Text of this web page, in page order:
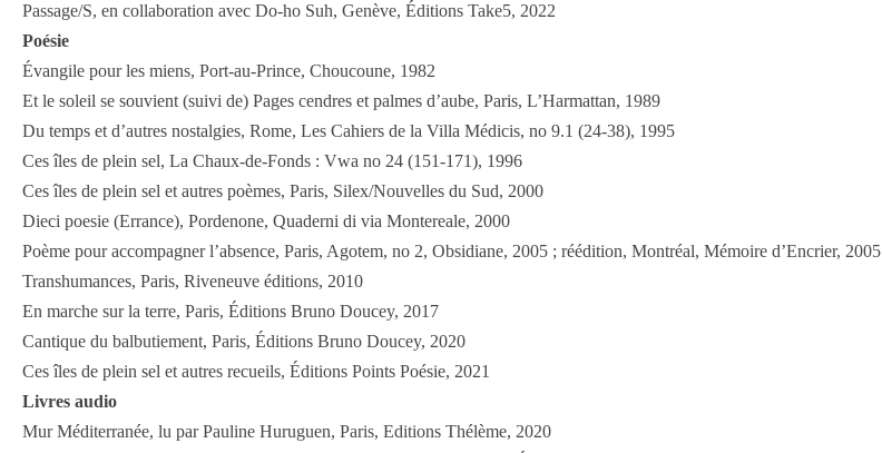
Passage/S, en collaboration avec Do-ho Suh, Genève, Éditions Take5, 2022
Poésie
Évangile pour les miens, Port-au-Prince, Choucoune, 1982
Et le soleil se souvient (suivi de) Pages cendres et palmes d’aube, Paris, L’Harmattan, 1989
Du temps et d’autres nostalgies, Rome, Les Cahiers de la Villa Médicis, no 9.1 (24-38), 1995
Ces îles de plein sel, La Chaux-de-Fonds : Vwa no 24 (151-171), 1996
Ces îles de plein sel et autres poèmes, Paris, Silex/Nouvelles du Sud, 2000
Dieci poesie (Errance), Pordenone, Quaderni di via Montereale, 2000
Poème pour accompagner l’absence, Paris, Agotem, no 2, Obsidiane, 2005 ; réédition, Montréal, Mémoire d’Encrier, 2005
Transhumances, Paris, Riveneuve éditions, 2010
En marche sur la terre, Paris, Éditions Bruno Doucey, 2017
Cantique du balbutiement, Paris, Éditions Bruno Doucey, 2020
Ces îles de plein sel et autres recueils, Éditions Points Poésie, 2021
Livres audio
Mur Méditerranée, lu par Pauline Huruguen, Paris, Editions Thélème, 2020